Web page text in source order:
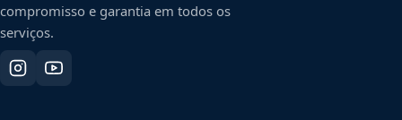
compromisso e garantia em todos os
serviços.